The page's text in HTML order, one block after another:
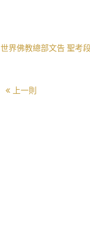
世界佛教總部文告 聖考
上一則